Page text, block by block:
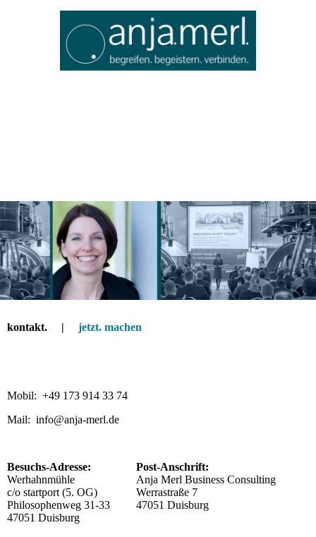
kontakt. | jetzt. machen
Mobil: +49 173 914 33 74
Mail: info@anja-merl.de
Besuchs-Adresse:
Werhahnmühle
c/o startport (5. OG)
Philosophenweg 31-33
47051 Duisburg
Post-Anschrift:
Anja Merl Business Consulting
Werrastraße 7
47051 Duisburg